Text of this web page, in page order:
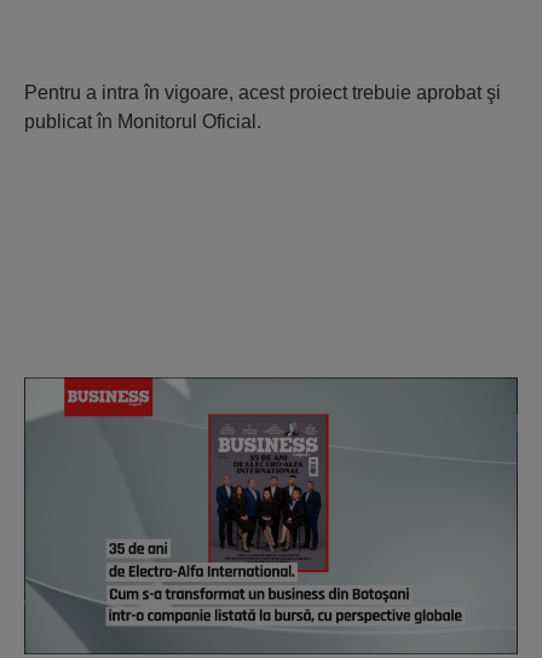
Pentru a intra în vigoare, acest proiect trebuie aprobat şi
publicat în Monitorul Oficial.